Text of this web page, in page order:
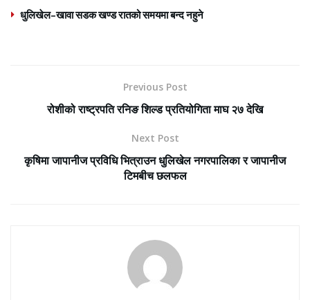
धुलिखेल–खावा सडक खण्ड रातको समयमा बन्द नहुने
Previous Post
रोशीको राष्ट्रपति रनिङ शिल्ड प्रतियोगिता माघ २७ देखि
Next Post
कृषिमा जापानीज प्रविधि भित्राउन धुलिखेल नगरपालिका र जापानीज
टिमबीच छलफल